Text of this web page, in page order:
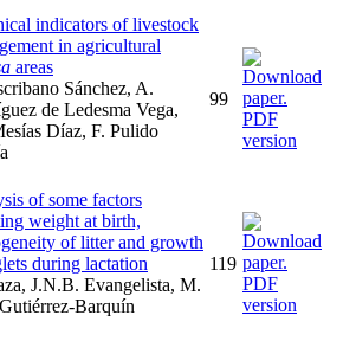
indicators of livestock
in agricultural
areas
Sánchez, A.
de Ledesma Vega,
Díaz, F. Pulido
99
of some factors
weight at birth,
of litter and growth
during lactation
J.N.B. Evangelista, M.
Barquín
119